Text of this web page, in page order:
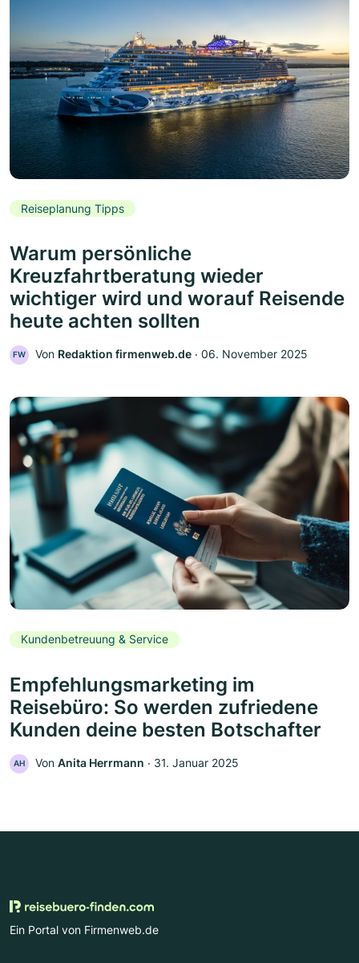
Reiseplanung Tipps
Warum persönliche
Kreuzfahrtberatung wieder
wichtiger wird und worauf Reisende
heute achten sollten
FW Von Redaktion firmenweb.de ‧ 06. November 2025
Kundenbetreuung & Service
Empfehlungsmarketing im
Reisebüro: So werden zufriedene
Kunden deine besten Botschafter
AH Von Anita Herrmann ‧ 31. Januar 2025
Ein Portal von Firmenweb.de